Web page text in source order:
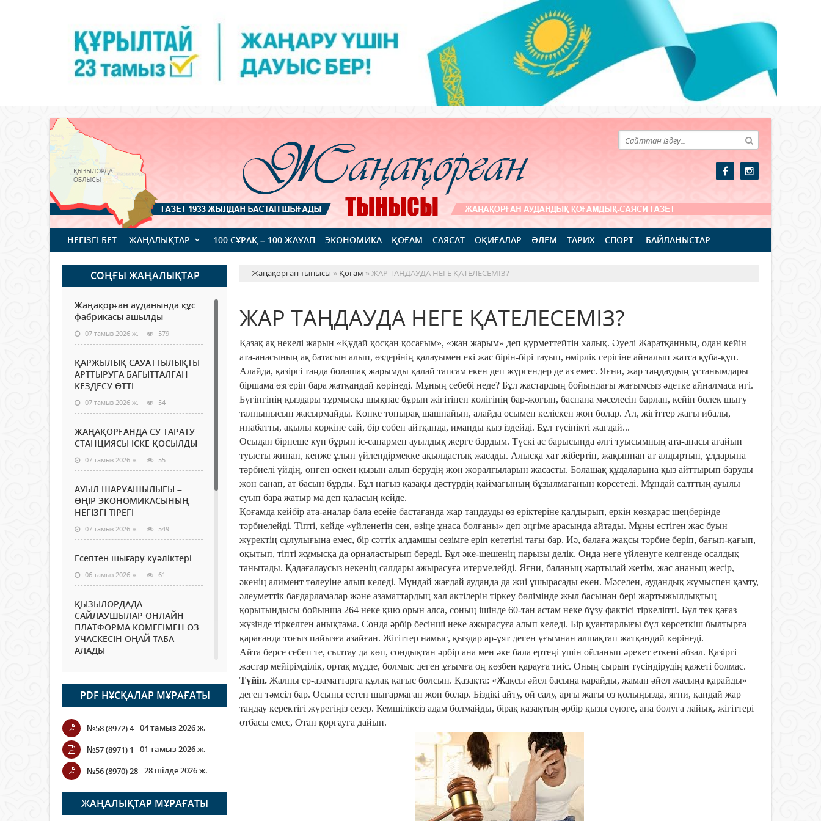
НЕГІЗГІ БЕТ ЖАҢАЛЫҚТАР 100 СҰРАҚ – 100 ЖАУАП ЭКОНОМИКА ҚОҒАМ САЯСАТ ОҚИҒАЛАР ӘЛЕМ ТАРИХ СПОРТ БАЙЛАНЫСТАР
СОҢҒЫ ЖАҢАЛЫҚТАР
Жаңақорған ауданында құс
фабрикасы ашылды
07 тамыз 2026 ж. 579
ҚАРЖЫЛЫҚ САУАТТЫЛЫҚТЫ
АРТТЫРУҒА БАҒЫТТАЛҒАН
КЕЗДЕСУ ӨТТІ
07 тамыз 2026 ж. 54
ЖАҢАҚОРҒАНДА СУ ТАРАТУ
СТАНЦИЯСЫ ІСКЕ ҚОСЫЛДЫ
07 тамыз 2026 ж. 55
АУЫЛ ШАРУАШЫЛЫҒЫ –
ӨҢІР ЭКОНОМИКАСЫНЫҢ
НЕГІЗГІ ТІРЕГІ
07 тамыз 2026 ж. 549
Есептен шығару куәліктері
06 тамыз 2026 ж. 61
ҚЫЗЫЛОРДАДА
САЙЛАУШЫЛАР ОНЛАЙН
ПЛАТФОРМА КӨМЕГІМЕН ӨЗ
УЧАСКЕСІН ОҢАЙ ТАБА
АЛАДЫ
Open Air: Қызылорда
облысы полиция
департаменті 20 мыңнан
астам көрерменнің
қауіпсіздігін қамтамасыз етті
ҚАЛАЙ ӨТЕДІ?
06 тамыз 2026 ж. 253
PDF НҰСҚАЛАР МҰРАҒАТЫ
№58 (8972) 4 04 тамыз 2026 ж.
№57 (8971) 1
01 тамыз 2026 ж.
№56 (8970) 28 28 шілде 2026 ж.
ЖАҢАЛЫҚТАР МҰРАҒАТЫ
Жаңақорған тынысы » Қоғам » ЖАР ТАҢДАУДА НЕГЕ ҚАТЕЛЕСЕМІЗ?
ЖАР ТАҢДАУДА НЕГЕ ҚАТЕЛЕСЕМІЗ?
Қазақ ақ некелі жарын «Құдай қосқан қосағым», «жан жарым» деп құрметтейтін халық. Әуелі Жаратқанның, одан кейін
ата-анасының ақ батасын алып, өздерінің қалауымен екі жас бірін-бірі тауып, өмірлік серігіне айналып жатса құба-құп.
Алайда, қазіргі таңда болашақ жарымды қалай тапсам екен деп жүргендер де аз емес. Яғни, жар таңдаудың ұстанымдары
біршама өзгеріп бара жатқандай көрінеді. Мұның себебі неде? Бұл жастардың бойындағы жағымсыз әдетке айналмаса игі.
Бүгінгінің қыздары тұрмысқа шықпас бұрын жігітінен көлігінің бар-жоғын, баспана мәселесін барлап, кейін бөлек шығу
талпынысын жасырмайды. Көпке топырақ шашпайын, алайда осымен келіскен жөн болар. Ал, жігіттер жағы ибалы,
инабатты, ақылы көркіне сай, бір сөбен айтқанда, иманды қыз іздейді. Бұл түсінікті жағдай...
Осыдан бірнеше күн бұрын іс-сапармен ауылдық жерге бардым. Түскі ас барысында әлгі туысымның ата-анасы ағайын
туысты жинап, кенже ұлын үйлендірмекке ақылдастық жасады. Алысқа хат жібертіп, жақыннан ат алдыртып, ұлдарына
тәрбиелі үйдің, өнген өскен қызын алып берудің жөн жоралғыларын жасасты. Болашақ құдаларына қыз айттырып баруды
жөн санап, ат басын бұрды. Бұл нағыз қазақы дәстүрдің қаймағының бұзылмағанын көрсетеді. Мұндай салттың ауылы
суып бара жатыр ма деп қаласың кейде.
Қоғамда кейбір ата-аналар бала есейе бастағанда жар таңдауды өз еріктеріне қалдырып, еркін көзқарас шеңберінде
тәрбиелейді. Тіпті, кейде «үйленетін сен, өзіңе ұнаса болғаны» деп әңгіме арасында айтады. Мұны естіген жас буын
жүректің сұлулығына емес, бір сәттік алдамшы сезімге еріп кететіні тағы бар. Иә, балаға жақсы тәрбие беріп, бағып-қағып,
оқытып, тіпті жұмысқа да орналастырып береді. Бұл әке-шешенің парызы делік. Онда неге үйленуге келгенде осалдық
танытады. Қадағалаусыз некенің салдары ажырасуға итермелейді. Яғни, баланың жартылай жетім, жас ананың жесір,
әкенің алимент төлеуіне алып келеді. Мұндай жағдай ауданда да жиі ұшырасады екен. Мәселен, аудандық жұмыспен қамту,
әлеуметтік бағдарламалар және азаматтардың хал актілерін тіркеу бөлімінде жыл басынан бері жартыжылдықтың
қорытындысы бойынша 264 неке қию орын алса, соның ішінде 60-тан астам неке бұзу фактісі тіркеліпті. Бұл тек қағаз
жүзінде тіркелген анықтама. Сонда әрбір бесінші неке ажырасуға алып келеді. Бір қуантарлығы бұл көрсеткіш былтырға
қарағанда тоғыз пайызға азайған. Жігіттер намыс, қыздар ар-ұят деген ұғымнан алшақтап жатқандай көрінеді.
Айта берсе себеп те, сылтау да көп, сондықтан әрбір ана мен әке бала ертеңі үшін ойланып әрекет еткені абзал. Қазіргі
жастар мейірімділік, ортақ мүдде, болмыс деген ұғымға оң көзбен қарауға тиіс. Оның сырын түсіндірудің қажеті болмас.
Түйін. Жалпы ер-азаматтарға құлақ қағыс болсын. Қазақта: «Жақсы әйел басыңа қарайды, жаман әйел жасыңа қарайды»
деген тәмсіл бар. Осыны естен шығармаған жөн болар. Біздікі айту, ой салу, арғы жағы өз қолыңызда, яғни, қандай жар
таңдау керектігі жүрегіңіз сезер. Кемшіліксіз адам болмайды, бірақ қазақтың әрбір қызы сүюге, ана болуға лайық, жігіттері
отбасы емес, Отан қорғауға дайын.